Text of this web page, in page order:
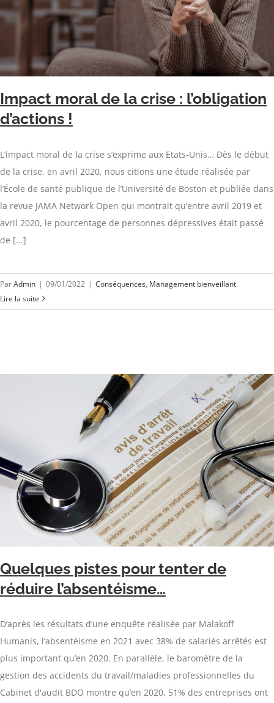
Impact moral de la crise : l’obligation
d’actions !
L’impact moral de la crise s’exprime aux Etats-Unis… Dès le début
de la crise, en avril 2020, nous citions une étude réalisée par
l’École de santé publique de l’Université de Boston et publiée dans
la revue JAMA Network Open qui montrait qu’entre avril 2019 et
avril 2020, le pourcentage de personnes dépressives était passé
de [...]
ParAdmin | 09/01/2022 | Conséquences, Management bienveillant
Lire la suite
Quelques pistes pour tenter de
réduire l’absentéisme…
D’après les résultats d’une enquête réalisée par Malakoff
Humanis, l’absentéisme en 2021 avec 38% de salariés arrêtés est
plus important qu’en 2020. En parallèle, le baromètre de la
gestion des accidents du travail/maladies professionnelles du
Cabinet d'audit BDO montre qu’en 2020, 51% des entreprises ont